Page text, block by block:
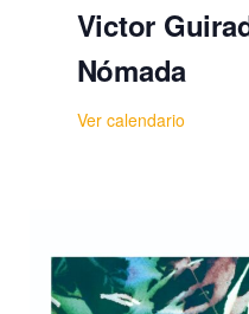
Victor
Nómada
Ver calendario